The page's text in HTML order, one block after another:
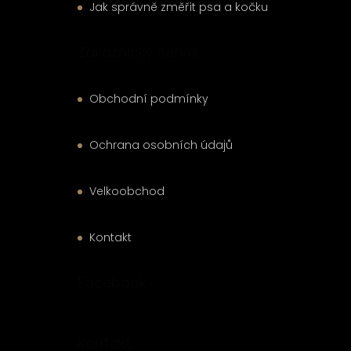
Jak správně změřit psa a kočku
Obchodní podmínky
Ochrana osobních údajů
Velkoobchod
Kontakt